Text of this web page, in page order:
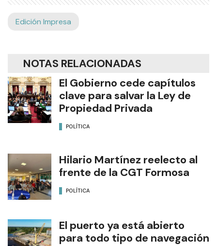
Edición Impresa
NOTAS RELACIONADAS
El Gobierno cede capítulos
clave para salvar la Ley de
Propiedad Privada
POLÍTICA
Hilario Martínez reelecto al
frente de la CGT Formosa
POLÍTICA
El puerto ya está abierto
para todo tipo de navegación